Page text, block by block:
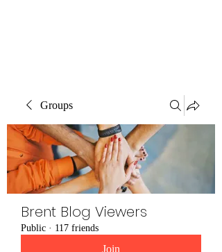
Groups
Brent Blog Viewers
Public · 117 friends
Join